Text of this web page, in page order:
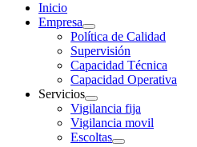
Inicio
Empresa
Política de Calidad
Supervisión
Capacidad Técnica
Capacidad Operativa
Servicios
Vigilancia fija
Vigilancia movil
Escoltas